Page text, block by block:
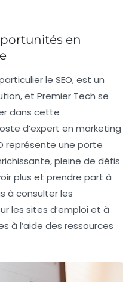
en
le SEO, est un
et Premier Tech se
dans cette
d’expert en marketing
représente une porte
pleine de défis
plus et prendre part à
à consulter les
les sites d’emploi et à
à l’aide des ressources